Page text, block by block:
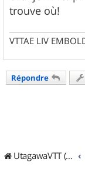
trouve où!
VTTAE LIV
Répondre
UtagawaVTT (Randos VTT et VTTAE avec traces GPS)